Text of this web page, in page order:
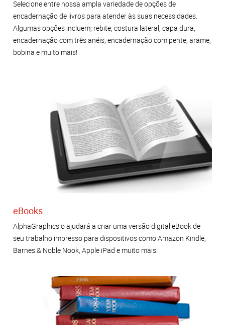
Selecione entre nossa ampla variedade de opções de
encadernação de livros para atender às suas necessidades.
Algumas opções incluem; rebite, costura lateral, capa dura,
encadernação com três anéis, encadernação com pente, arame,
bobina e muito mais!
eBooks
AlphaGraphics o ajudará a criar uma versão digital eBook de
seu trabalho impresso para dispositivos como Amazon Kindle,
Barnes & Noble Nook, Apple iPad e muito mais.